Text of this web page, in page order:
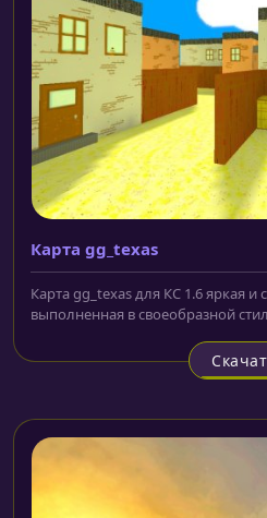
Карта gg_texas
Карта gg_texas для КС 1.6 яркая и
выполненная в своеобразной